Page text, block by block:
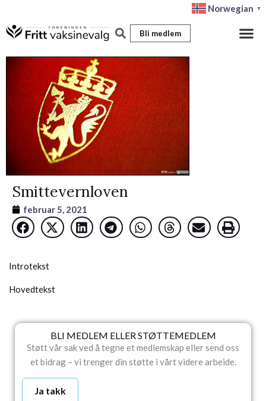
til
Norwegian ▼
Bli medlem
Smittevernloven
februar 5, 2021
Introtekst
Hovedtekst
BLI MEDLEM ELLER STØTTEMEDLEM
Støtt vår sak ved å tegne et medlemskap eller send oss
et bidrag – vi trenger din støtte i vårt videre arbeide.
Ja takk